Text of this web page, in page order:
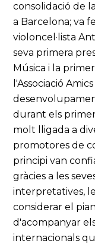
consolidació de
a Barcelona; va
violoncel·lista
seva primera
Música i la
l'Associació
durant els
molt lligada a
promotores de
principi van
gràcies a les
interpretatives,
considerar el
d'acompanyar
internacionals